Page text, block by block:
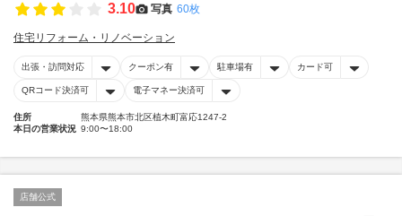
3.10 写真 60枚
住宅リフォーム・リノベーション
出張・訪問対応 クーポン有 駐車場有 カード可
QRコード決済可 電子マネー決済可
住所
熊本県熊本市北区植木町富応1247-2
本日の営業状況 9:00〜18:00
店舗公式